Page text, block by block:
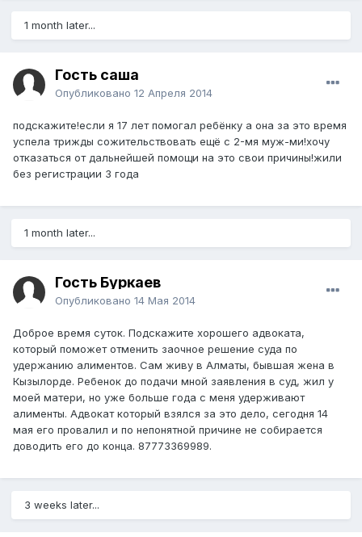
1 month later...
Гость саша
Опубликовано 12 Апреля 2014
подскажите!если я 17 лет помогал ребёнку а она за это время
успела трижды сожительствовать ещё с 2-мя муж-ми!хочу
отказаться от дальнейшей помощи на это свои причины!жили
без регистрации 3 года
1 month later...
Гость Буркаев
Опубликовано 14 Мая 2014
Доброе время суток. Подскажите хорошего адвоката,
который поможет отменить заочное решение суда по
удержанию алиментов. Сам живу в Алматы, бывшая жена в
Кызылорде. Ребенок до подачи мной заявления в суд, жил у
моей матери, но уже больше года с меня удерживают
алименты. Адвокат который взялся за это дело, сегодня 14
мая его провалил и по непонятной причине не собирается
доводить его до конца. 87773369989.
3 weeks later...